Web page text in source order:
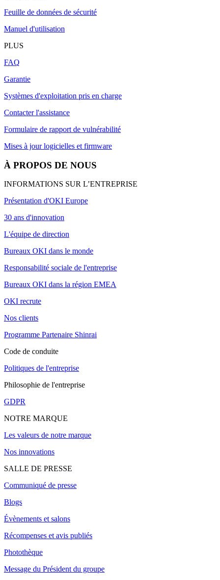
Feuille de données de sécurité
Manuel d'utilisation
PLUS
FAQ
Garantie
Systèmes d'exploitation pris en charge
Contacter l'assistance
Formulaire de rapport de vulnérabilité
Mises à jour logicielles et firmware
À PROPOS DE NOUS
INFORMATIONS SUR L’ENTREPRISE
Présentation d'OKI Europe
30 ans d'innovation
L'équipe de direction
Bureaux OKI dans le monde
Responsabilité sociale de l'entreprise
Bureaux OKI dans la région EMEA
OKI recrute
Nos clients
Programme Partenaire Shinrai
Code de conduite
Politiques de l'entreprise
Philosophie de l'entreprise
GDPR
NOTRE MARQUE
Les valeurs de notre marque
Nos innovations
SALLE DE PRESSE
Communiqué de presse
Blogs
Évènements et salons
Récompenses et avis publiés
Photothèque
Message du Président du groupe